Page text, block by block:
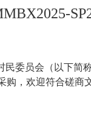
民委员会 （以下简
购，欢迎符合磋商